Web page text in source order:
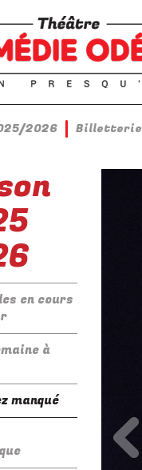
2026 Billetterie
en cours
à
manqué